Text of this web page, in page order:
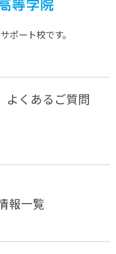
ポート校です。
よくあるご質問
報一覧